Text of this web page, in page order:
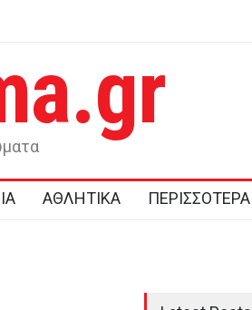
ΑΘΛΗΤΙΚΑ ΠΕΡΙΣΣΟΤΕΡΑ